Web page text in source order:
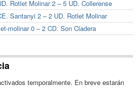
Rotlet Molinar 2 – 5 UD. Collerense
Santanyi 2 – 2 UD. Rotlet Molinar
molinar 0 – 2 CD. Son Cladera
temporalmente. En breve estarán